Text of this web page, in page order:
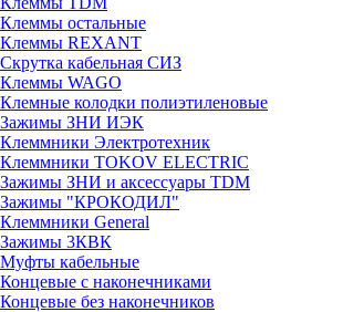
Клеммы остальные
Клеммы REXANT
Скрутка кабельная СИЗ
Клеммы WAGO
Клемные колодки полиэтиленовые
Зажимы ЗНИ ИЭК
Клеммники Электротехник
Клеммники TOKOV ELECTRIC
Зажимы ЗНИ и аксессуары TDM
Зажимы "КРОКОДИЛ"
Клеммники General
Зажимы 3КВК
Муфты кабельные
Концевые с наконечниками
Концевые без наконечников